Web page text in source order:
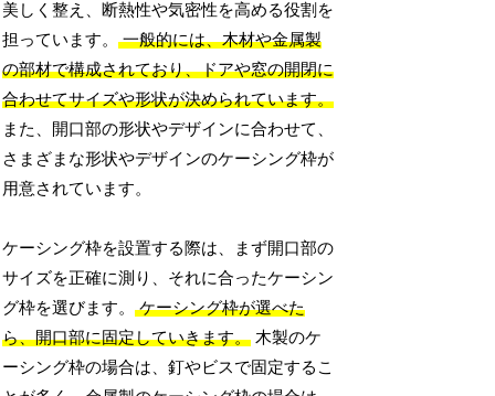
美しく整え、断熱性や気密性を高める役割を
担っています。一般的には、木材や金属製
の部材で構成されており、ドアや窓の開閉に
合わせてサイズや形状が決められています。
また、開口部の形状やデザインに合わせて、
さまざまな形状やデザインのケーシング枠が
用意されています。
ケーシング枠を設置する際は、まず開口部の
サイズを正確に測り、それに合ったケーシン
グ枠を選びます。ケーシング枠が選べた
ら、開口部に固定していきます。 木製のケ
ーシング枠の場合は、釘やビスで固定するこ